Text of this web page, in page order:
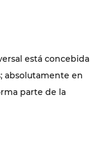
está concebida
absolutamente en
parte de la